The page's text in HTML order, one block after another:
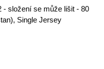
- složení se může lišit - 80
Single Jersey